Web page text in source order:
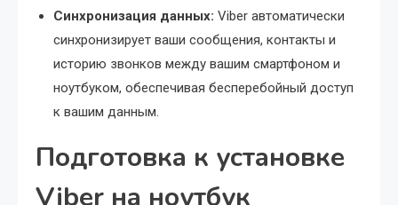
Синхронизация данных: Viber автоматически
синхронизирует ваши сообщения, контакты и
историю звонков между вашим смартфоном и
ноутбуком, обеспечивая бесперебойный доступ
к вашим данным.
Подготовка к установке
Viber на ноутбук